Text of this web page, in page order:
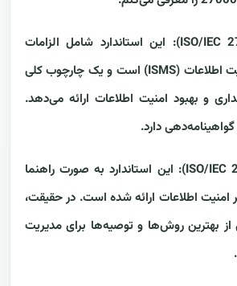
ایزو 27001 (ISO/IEC 27001): این استاندارد شامل الزامات
سیستم مدیریت امنیت اطلاعات (ISMS) است و یک چارچوب کلی
و بهبود امنیت اطلاعات ارائه می‌دهد.
گواهینامه‌دهی دارد.
ایزو 27002 (ISO/IEC 27002): این استاندارد به صورت راهنما
امنیت اطلاعات ارائه شده است. در حقیقت،
فهرستی از بهترین روش‌ها و توصیه‌ها برای مدیریت